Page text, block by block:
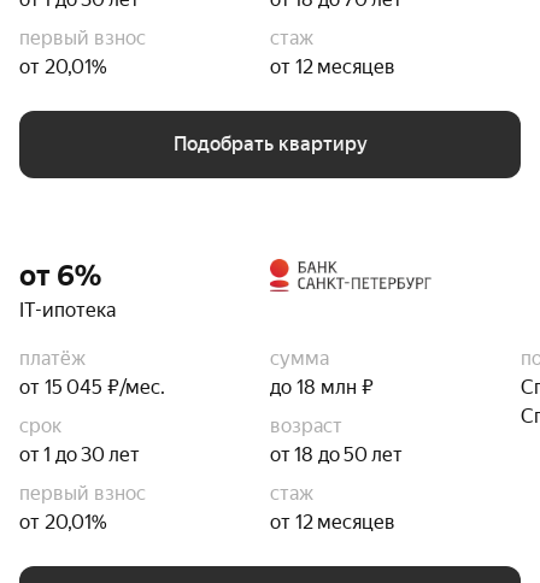
первый взнос
от 20,01%
стаж
от 12 месяцев
Подобрать квартиру
от 6%
IT-ипотека
платёж
от 15 045 ₽/мес.
сумма
до 18 млн ₽
срок
от 1 до 30 лет
возраст
от 18 до 50 лет
первый взнос
от 20,01%
стаж
от 12 месяцев